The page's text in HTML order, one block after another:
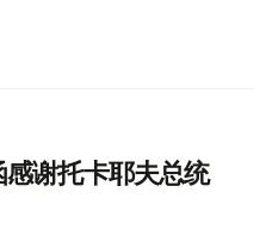
谢托卡耶夫总统